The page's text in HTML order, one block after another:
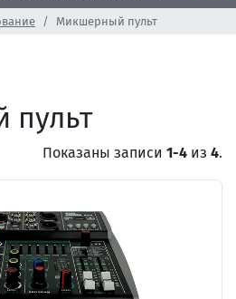
Микшерный пульт
Показаны записи 1-4 из 4.